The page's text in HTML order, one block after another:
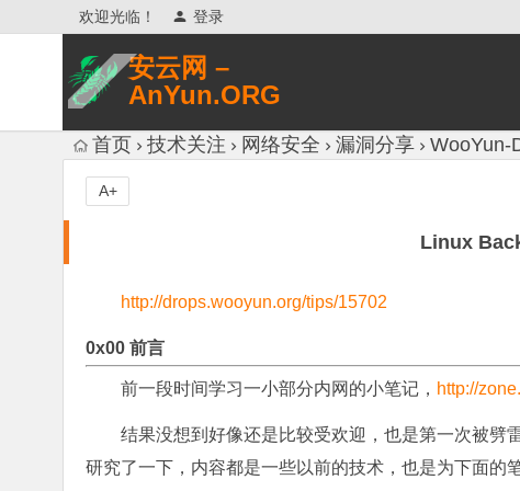
欢迎光临！ 登录
安云网 –
AnYun.ORG
网络安全研究、网络各种猎奇八卦。
首页 技术关注 网络安全 漏洞分享 WooYun-
Linux
A+
http://drops.wooyun.org/tips/15702
0x00 前言
前一段时间学习一小部分内网的小笔记， http://
结果没想到好像还是比较受欢迎，也是第一次被劈
研究了一下，内容都是一些以前的技术，也是为下面